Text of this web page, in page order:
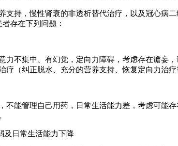
支持，慢性肾衰的非透析替代治疗，以及冠心病
者存在下列问题：
力不集中、有幻觉，定向力障碍，考虑存在谵妄
疗（纠正脱水、充分的营养支持、恢复定向力治疗
不能管理自己用药，日常生活能力差，考虑可能
及日常生活能力下降